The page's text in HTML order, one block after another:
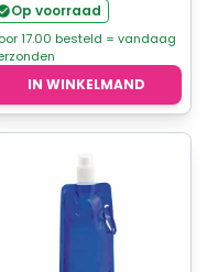
Op voorraad
17.00 besteld = vandaag
IN WINKELMAND